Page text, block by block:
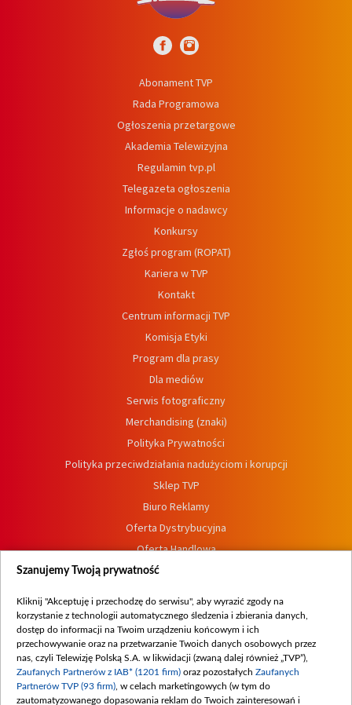
Abonament TVP
Rada Programowa
Ogłoszenia przetargowe
Akademia Telewizyjna
Regulamin tvp.pl
Telegazeta ogłoszenia
Informacje o nadawcy
Konkursy
Zgłoś program (ROPAT)
Kariera w TVP
Kontakt
Centrum informacji TVP
Komisja Etyki
Program dla prasy
Dla mediów
Serwis fotograficzny
Merchandising (znaki)
Polityka Prywatności
Polityka przeciwdziałania nadużyciom i korupcji
Sklep TVP
Biuro Reklamy
Oferta Dystrybucyjna
Oferta Handlowa
Dostępność
Procedura zgłoszeń wewnętrznych
Szanujemy Twoją prywatność
Kliknij "Akceptuję i przechodzę do serwisu", aby wyrazić zgody na
korzystanie z technologii automatycznego śledzenia i zbierania danych,
dostęp do informacji na Twoim urządzeniu końcowym i ich
przechowywanie oraz na przetwarzanie Twoich danych osobowych przez
nas, czyli Telewizję Polską S.A. w likwidacji (zwaną dalej również „TVP”),
Zaufanych Partnerów z IAB* (1201 firm) oraz pozostałych Zaufanych
Partnerów TVP (93 firm) , w celach marketingowych (w tym do
zautomatyzowanego dopasowania reklam do Twoich zainteresowań i